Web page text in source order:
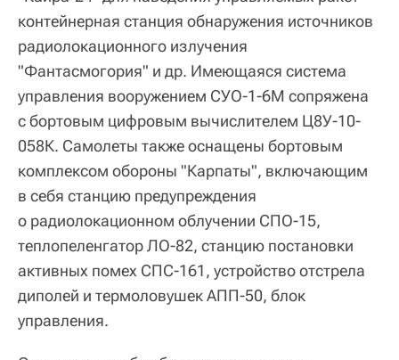
контейнерная станция обнаружения источников
радиолокационного излучения
"Фантасмогория" и др. Имеющаяся система
управления вооружением СУО-1-6М сопряжена
с бортовым цифровым вычислителем Ц8У-10-
058К. Самолеты также оснащены бортовым
комплексом обороны "Карпаты", включающим
в себя станцию предупреждения
о радиолокационном облучении СПО-15,
теплопеленгатор ЛО-82, станцию постановки
активных помех СПС-161, устройство отстрела
диполей и термоловушек АПП-50, блок
управления.